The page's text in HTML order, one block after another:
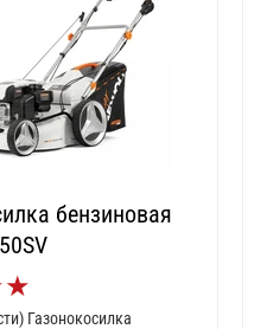
бензиновая
★
Газонокосилка